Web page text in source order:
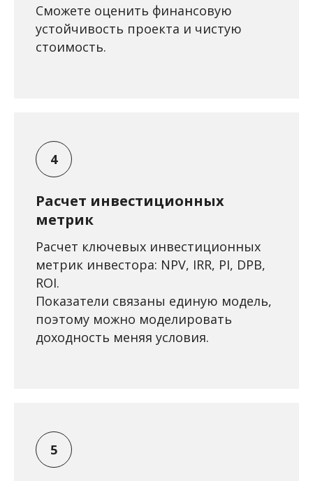
Сможете оценить финансовую
устойчивость проекта и чистую
стоимость.
Расчет инвестиционных
метрик
Расчет ключевых инвестиционных
метрик инвестора: NPV, IRR, PI, DPB,
ROI.
Показатели связаны единую модель,
поэтому можно моделировать
доходность меняя условия.